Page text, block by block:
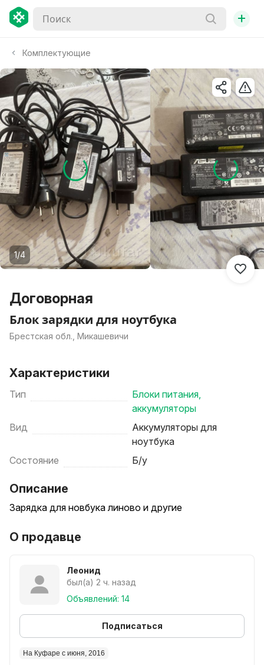
+
Комплектующие
1/4
Договорная
Блок зарядки для ноутбука
Брестская обл., Микашевичи
Характеристики
Тип
Блоки питания,
аккумуляторы
Вид
Аккумуляторы для
ноутбука
Состояние
Б/у
Описание
Зарядка для новбука линово и другие
О продавце
Леонид
был(а) 2 ч. назад
Объявлений: 14
Подписаться
На Куфаре с июня, 2016